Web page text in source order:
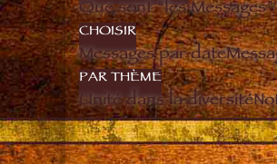
Que sont “les
CHOISIR
Messages par date
PAR THÈME
Unité dans la diversité